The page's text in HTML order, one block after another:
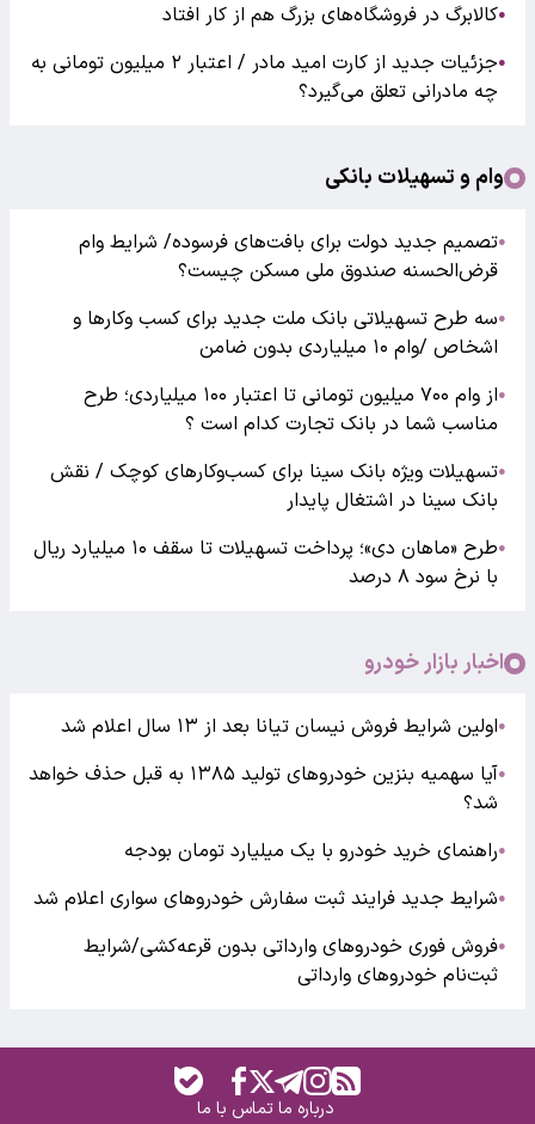
●کالابرگ در فروشگاه‌های بزرگ هم از کار افتاد
●
جزئیات جدید از کارت امید مادر / اعتبار ۲ میلیون تومانی به
چه مادرانی تعلق می‌گیرد؟
وام و تسهیلات بانکی
●تصمیم جدید دولت برای بافت‌های فرسوده/ شرایط وام
قرض‌الحسنه صندوق ملی مسکن چیست؟
●سه طرح تسهیلاتی بانک ملت جدید برای کسب وکارها و
اشخاص /وام ۱۰ میلیاردی بدون ضامن
●
از وام ۷۰۰ میلیون تومانی تا اعتبار ۱۰۰ میلیاردی؛ طرح
مناسب شما در بانک تجارت کدام است ؟
●تسهیلات ویژه بانک سینا برای کسب‌وکارهای کوچک / نقش
بانک سینا در اشتغال پایدار
●
طرح «ماهان دی»؛ پرداخت تسهیلات تا سقف ۱۰ میلیارد ریال
با نرخ سود ۸ درصد
اخبار بازار خودرو
●اولین شرایط فروش نیسان تیانا بعد از ۱۳ سال اعلام شد
●
آیا سهمیه بنزین خودروهای تولید ۱۳۸۵ به قبل حذف خواهد
شد؟
●راهنمای خرید خودرو با یک میلیارد تومان بودجه
●شرایط جدید فرایند ثبت سفارش خودروهای سواری اعلام شد
●فروش فوری خودروهای وارداتی بدون قرعه‌کشی/شرایط
ثبت‌نام خودروهای وارداتی
درباره ماتماس با ما